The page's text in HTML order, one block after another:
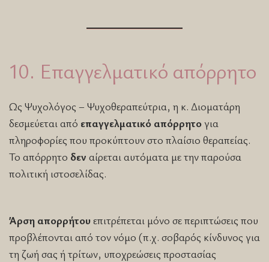
10. Επαγγελματικό απόρρητο
Ως Ψυχολόγος – Ψυχοθεραπεύτρια, η κ. Διοματάρη
δεσμεύεται από επαγγελματικό απόρρητογια
πληροφορίες που προκύπτουν στο πλαίσιο θεραπείας.
Το απόρρητο δεν αίρεται αυτόματα με την παρούσα
πολιτική ιστοσελίδας.
Άρση απορρήτουεπιτρέπεται μόνο σε περιπτώσεις που
προβλέπονται από τον νόμο (π.χ. σοβαρός κίνδυνος για
τη ζωή σας ή τρίτων, υποχρεώσεις προστασίας